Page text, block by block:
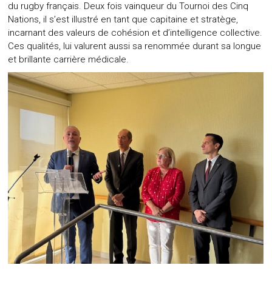
du rugby français. Deux fois vainqueur du Tournoi des Cinq
Nations, il s’est illustré en tant que capitaine et stratège,
incarnant des valeurs de cohésion et d’intelligence collective.
Ces qualités, lui valurent aussi sa renommée durant sa longue
et brillante carrière médicale.